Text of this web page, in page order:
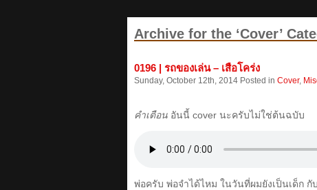
Archive for the ‘Cover’
0196 | รถของเล่น – เสือโคร่ง
Sunday, October 12th, 2014 Posted in Cover,
คำเตือน อันนี้ cover นะครับไม่ใช่ต้นฉบับ
พ่อครับ พ่อจําได้ไหม ในวันที่ผมยังเป็นเด็ก